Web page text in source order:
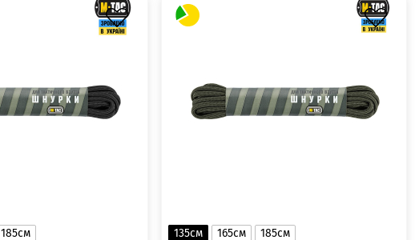
185см 135см 165см 185см